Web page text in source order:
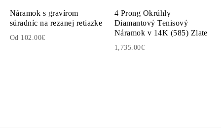
Náramok s gravírom
súradníc na rezanej retiazke
Od 102.00€
4 Prong Okrúhly
Diamantový Tenisový
Náramok v 14K (585) Zlate
1,735.00€